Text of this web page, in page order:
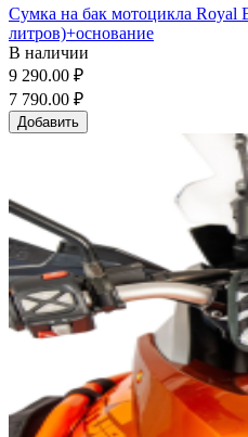
Сумка на бак мотоцикла Royal
литров)+основание
В наличии
9 290.00 ₽
7 790.00 ₽
Добавить